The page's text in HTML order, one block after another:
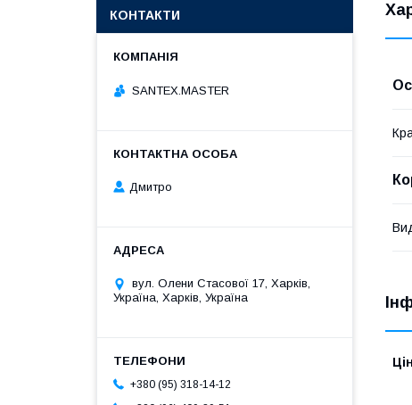
КОНТАКТИ
SANTEX.MASTER
Дмитро
вул. Олени Стасової 17, Харків,
Україна, Харків, Україна
+380 (95) 318-14-12